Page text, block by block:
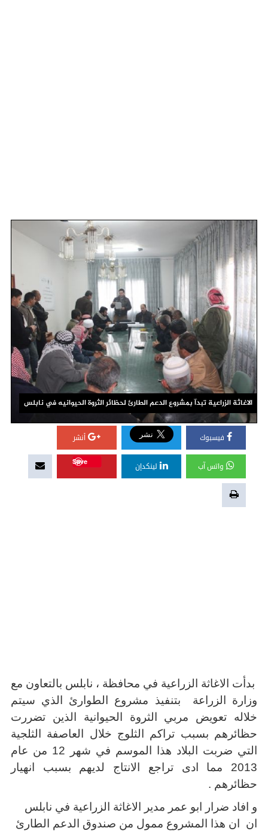
الاغاثة الزراعية تبدآ بمشروع الدعم الطارئ لحظائر الثروة الحيوانيه في نابلس
فيسبوك أنشر
واتس آب لينكدإن
Save
بدأت الاغاثة الزراعية في محافظة ، نابلس بالتعاون مع
وزارة الزراعة
بتنفيذ مشروع الطوارئ الذي سيتم
خلاله تعويض مربي الثروة الحيوانية الذين تضررت
حظائرهم بسبب تراكم الثلوج خلال العاصفة الثلجية
التي ضربت البلاد هذا الموسم في شهر 12 من عام
2013 مما ادى تراجع الانتاج لديهم بسبب انهيار
حظائرهم .
و افاد ضرار ابو عمر مدير الاغاثة الزراعية في نابلس
ان ان هذا المشروع ممول من صندوق الدعم الطارئ